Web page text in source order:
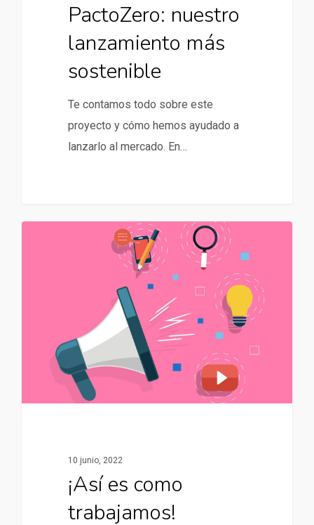
PactoZero: nuestro
lanzamiento más
sostenible
Te contamos todo sobre este
proyecto y cómo hemos ayudado a
lanzarlo al mercado. En…
10 junio, 2022
¡Así es como
trabajamos!